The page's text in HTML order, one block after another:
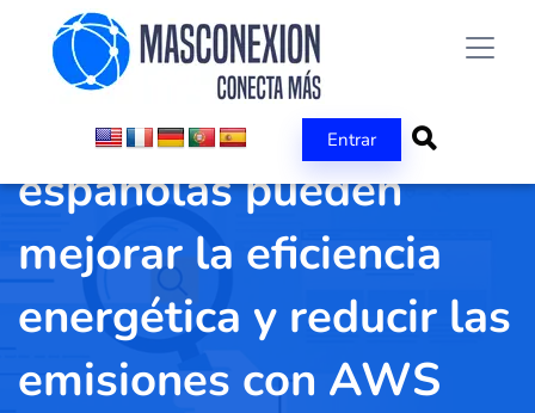
Entrar
Las empresas
españolas pueden
mejorar la eficiencia
energética y reducir las
emisiones con AWS